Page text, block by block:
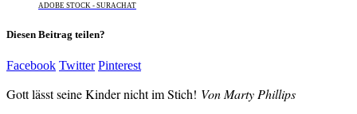
ADOBE STOCK - SURACHAT
Diesen Beitrag teilen?
Facebook Twitter Pinterest
Gott lässt seine Kinder nicht im Stich! Von Marty Phillips